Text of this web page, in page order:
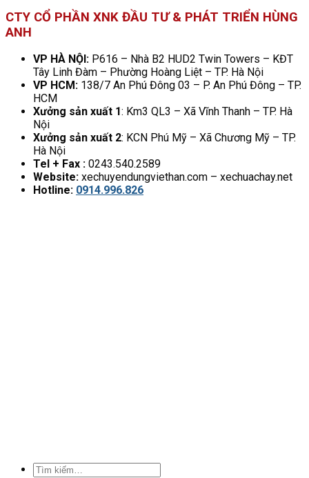
CTY CỔ PHẦN XNK ĐẦU TƯ & PHÁT TRIỂN HÙNG
ANH
VP HÀ NỘI: P616 – Nhà B2 HUD2 Twin Towers – KĐT
Tây Linh Đàm – Phường Hoàng Liệt – TP. Hà Nội
VP HCM: 138/7 An Phú Đông 03 – P. An Phú Đông – TP.
HCM
Xưởng sản xuất 1: Km3 QL3 – Xã Vĩnh Thanh – TP. Hà
Nội
Xưởng sản xuất 2: KCN Phú Mỹ – Xã Chương Mỹ – TP.
Hà Nội
Tel + Fax : 0243.540.2589
Website: xechuyendungviethan.com – xechuachay.net
Hotline: 0914.996.826
Tìm